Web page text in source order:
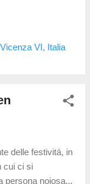
su misura
contattologia ! Il
legati all'uso
numero di
presa di
all'FDA
corneali in
VI, Italia
delle festivitá, in
cui ci si
persona noiosa...